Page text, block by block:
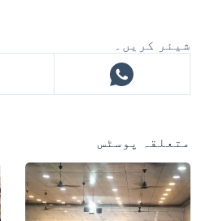
شیئر کریں۔
متعلقہ پوسٹس